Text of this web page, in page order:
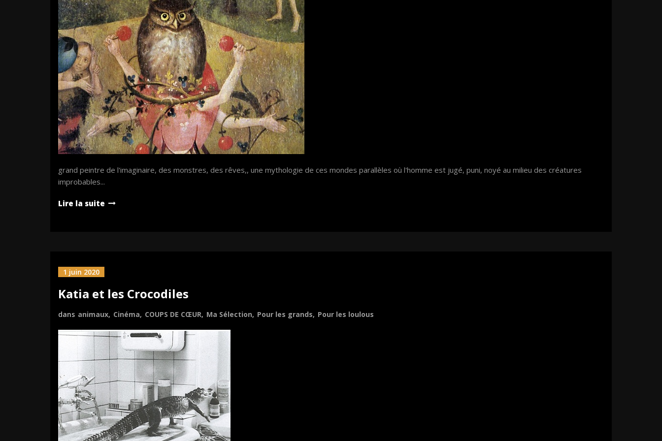
grand peintre de l'imaginaire, des monstres, des rêves,, une mythologie de ces mondes parallèles où l'homme est jugé, puni, noyé au milieu des créatures
improbables...
Lire la suite
1 juin 2020
Katia et les Crocodiles
dans animaux, Cinéma, COUPS DE CŒUR, Ma Sélection, Pour les grands, Pour les loulous